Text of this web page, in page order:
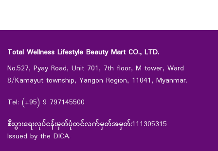
Total Wellness Lifestyle Beauty Mart CO., LTD.
No.527, Pyay Road, Unit 701, 7th floor, M tower, Ward
8/Kamayut township, Yangon Region, 11041, Myanmar.
Tel: (+95) 9 797145500
စီးပွားရေးလုပ်ငန်းမှတ်ပုံတင်လက်မှတ်အမှတ်:111305315
Issued by the DICA.